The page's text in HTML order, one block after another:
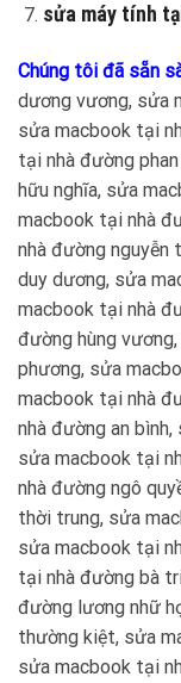
sửa máy tính
Chúng tôi đã sẵn
dương vương, sửa
sửa macbook tại
tại nhà đường
hữu nghĩa, sửa
macbook tại nhà
nhà đường nguyễn
duy dương, sửa
macbook tại nhà
đường hùng
phương, sửa
macbook tại nhà
nhà đường an
sửa macbook tại
nhà đường ngô
thời trung, sửa
sửa macbook tại
tại nhà đường bà
đường lương nhữ
thường kiệt, sửa
sửa macbook tại